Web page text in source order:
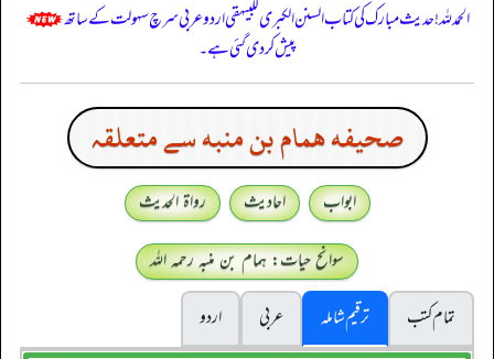
الحمدللہ! حدیث مبارک کی کتاب السنن الكبرى للبيهقي اردو عربی سرچ سہولت کے ساتھ
پیش کر دی گئی ہے۔
صحيفه همام بن منبه سے متعلقہ
ابواب احادیث
رواۃ الحدیث
سوانح حیات: ہمام بن منبہ رحمہ اللہ
تمام کتب
ترقیم شاملہ عربی
اردو